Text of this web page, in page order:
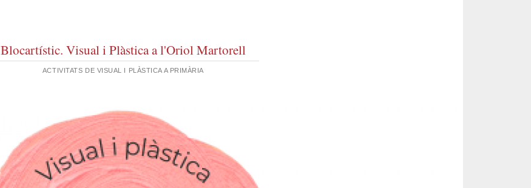
Blocartístic. Visual i Plàstica a l'Oriol Martorell
ACTIVITATS DE VISUAL I PLÀSTICA A PRIMÀRIA